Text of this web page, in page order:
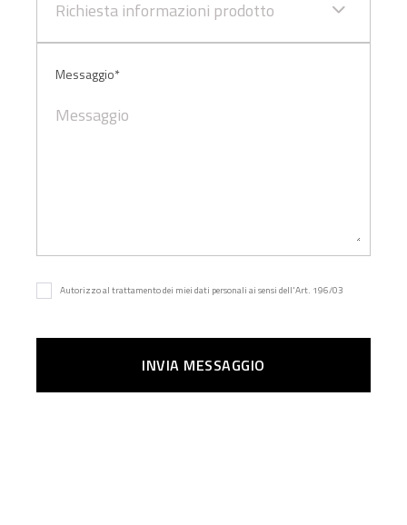
Richiesta informazioni prodotto
Messaggio*
Autorizzo al trattamento dei miei dati personali ai sensi dell'Art. 196/03